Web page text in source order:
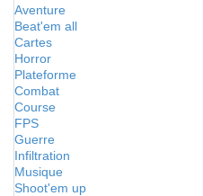
Aventure
Beat'em all
Cartes
Horror
Plateforme
Combat
Course
FPS
Guerre
Infiltration
Musique
Shoot'em up